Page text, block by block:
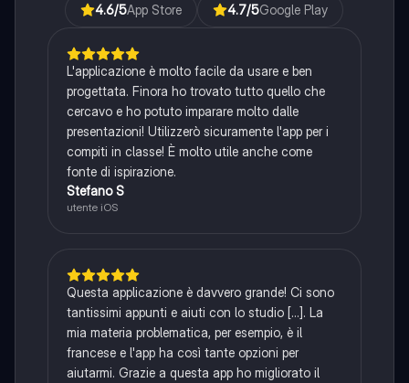
4.6/5App Store 4.7/5Google Play
L'applicazione è molto facile da usare e ben
progettata. Finora ho trovato tutto quello che
cercavo e ho potuto imparare molto dalle
presentazioni! Utilizzerò sicuramente l'app per i
compiti in classe! È molto utile anche come
fonte di ispirazione.
Stefano S
utente iOS
Questa applicazione è davvero grande! Ci sono
tantissimi appunti e aiuti con lo studio [...]. La
mia materia problematica, per esempio, è il
francese e l'app ha così tante opzioni per
aiutarmi. Grazie a questa app ho migliorato il